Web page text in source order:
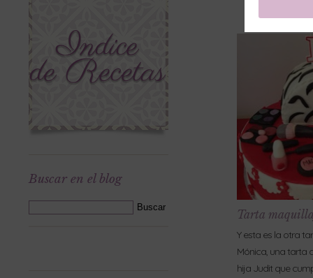
Buscar en el blog
Tarta
Y esta es la otra
Mónica, una tarta
hija Judit que